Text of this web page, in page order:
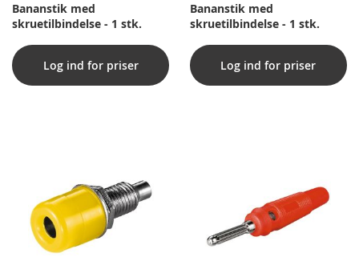
Bananstik med
skruetilbindelse - 1 stk.
Log ind for priser
Bananstik med
skruetilbindelse - 1 stk.
Log ind for priser